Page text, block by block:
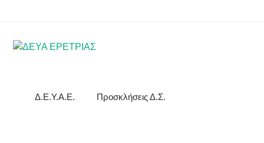
Δ.Ε.Υ.Α.Ε. Προσκλήσεις Δ.Σ.